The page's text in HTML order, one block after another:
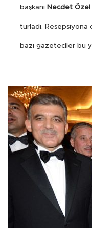
başkanı Necdet Özel
turladı.
bazı gazeteciler bu